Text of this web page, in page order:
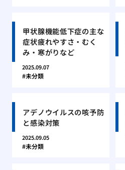
甲状腺機能低下症の主な
症状疲れやすさ・むく
み・寒がりなど
2025.09.07
未分類
アデノウイルスの咳予防
と感染対策
2025.09.05
未分類